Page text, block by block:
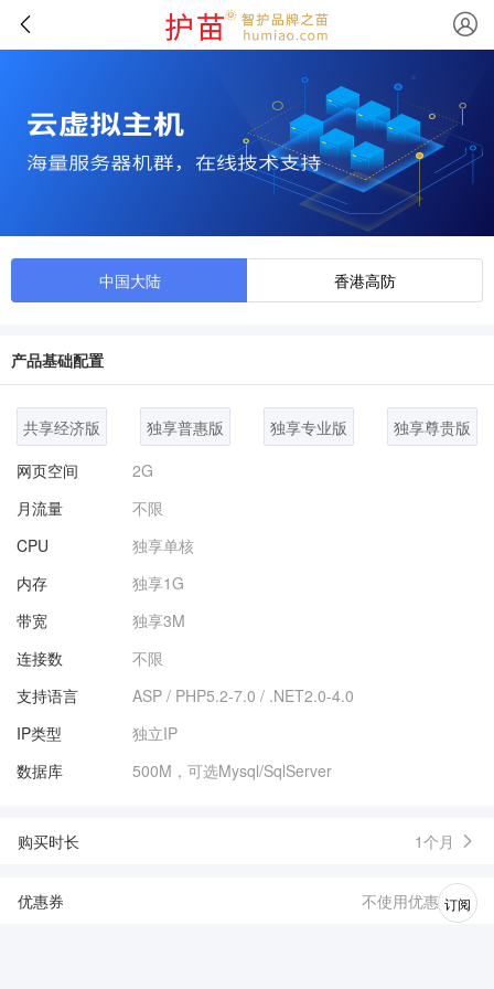
中国大陆 香港高防
产品基础配置
共享经济版 独享普惠版 独享专业版
独享尊贵版
网页空间
2G
月流量
不限
CPU
独享单核
内存
独享1G
带宽
独享3M
连接数
不限
支持语言
ASP / PHP5.2-7.0 / .NET2.0-4.0
IP类型
独立IP
数据库
500M，可选Mysql/SqlServer
购买时长 1个月
优惠券 不使用优惠券订阅